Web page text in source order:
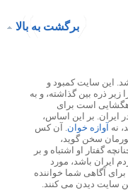
برگشت به بالا
۱۳۸۷ پایه گذاری شد. این سایت کمبود و
ذره بین گذاشته، و به
است برای
ایران. بر این اساس،
نه آوازه خوان . آن کس
سخن گوید،
گفتار او اشتباه و بر
ایران باشد، مورد
آگاهی شما خواننده